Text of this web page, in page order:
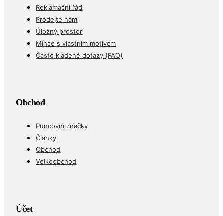
Reklamační řád
Prodejte nám
Úložný prostor
Mince s vlastním motivem
Často kladené dotazy (FAQ)
Obchod
Puncovní značky
Články
Obchod
Velkoobchod
Účet